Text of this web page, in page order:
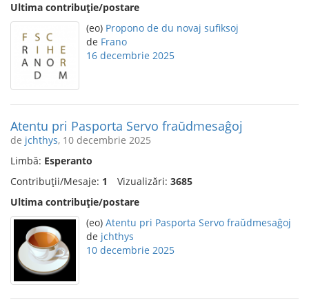
Ultima contribuție/postare
(eo) Propono de du novaj sufiksoj
de Frano
16 decembrie 2025
Atentu pri Pasporta Servo fraŭdmesaĝoj
de jchthys, 10 decembrie 2025
Limbă: Esperanto
Contribuții/Mesaje: 1 Vizualizări: 3685
Ultima contribuție/postare
(eo) Atentu pri Pasporta Servo fraŭdmesaĝoj
de jchthys
10 decembrie 2025